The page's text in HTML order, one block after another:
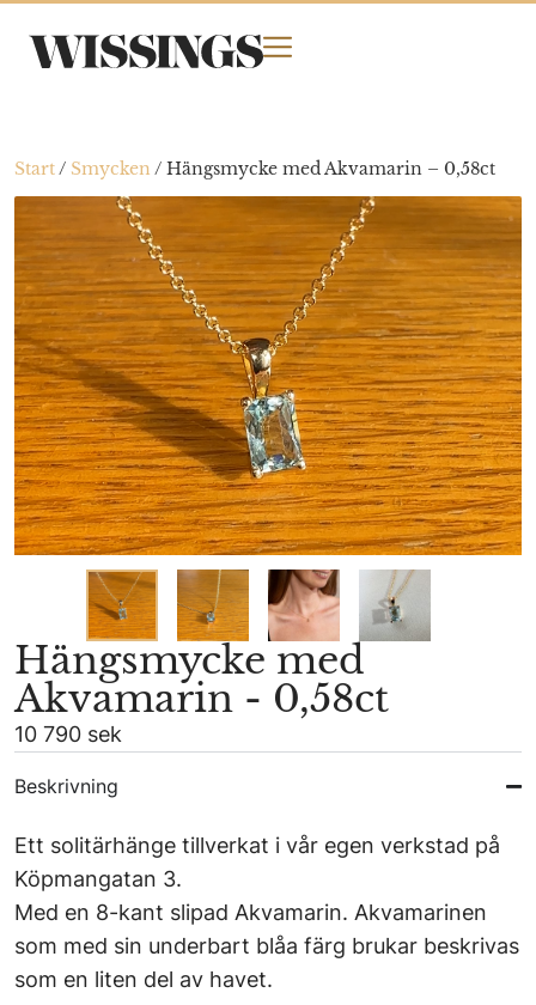
Start/ Smycken / Hängsmycke med Akvamarin – 0,58ct
Hängsmycke med
Akvamarin - 0,58ct
10 790 sek
Beskrivning
Ett solitärhänge tillverkat i vår egen verkstad på
Köpmangatan 3.
Med en 8-kant slipad Akvamarin. Akvamarinen
som med sin underbart blåa färg brukar beskrivas
som en liten del av havet.